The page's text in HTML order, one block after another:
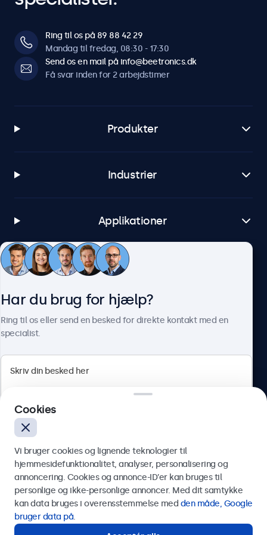
Windows 8, 10, 11
Windows Embedded
Windows Embedded 8 Industry, 8.1 Industry, IoT Enterprise
Alle Linux-distributioner
Alle versioner af BrightsignOS
Tilslutninger
HDMI
DisplayPort
1x
VGA
USB-C
USB-A
Via USB-C til USB-A-adapter. Dette aktiverer kun touch-
funktionaliteten og skal kombineres med HDMI, DisplayPort
eller VGA for billede.
AUX indgang (3,5mm)
AUX udgang (3,5mm)
1x
Ring til os på 89 88 42 29
Mandag til fredag, 08:30 - 17:30
Send os en mail på info@beetronics.dk
Få svar inden for 2 arbejdstimer
Produkter
Industrier
Applikationer
Kundeservice
Herstedøstervej 27-29, unit A, 2620 Albertslund, Danmark
Dansk
Har du brug for hjælp?
Ring til os eller send en besked for direkte kontakt med en
specialist.
Send
Eller ring til os på
Cookies
Vi bruger cookies og lignende teknologier til
hjemmesidefunktionalitet, analyser, personalisering og
annoncering. Cookies og annonce-ID’er kan bruges til
personlige og ikke-personlige annoncer. Med dit samtykke
kan data bruges i overensstemmelse med den måde, Google
bruger data på.